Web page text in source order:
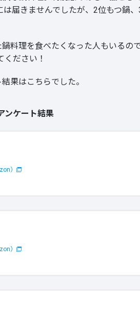
届きませんでしたが、2位もつ鍋
料理を食べたくなった人もいるの
ださい！
果はこちらでした。
ンケート結果
）
）